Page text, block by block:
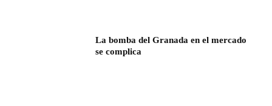
La bomba del Granada en el mercado
se complica